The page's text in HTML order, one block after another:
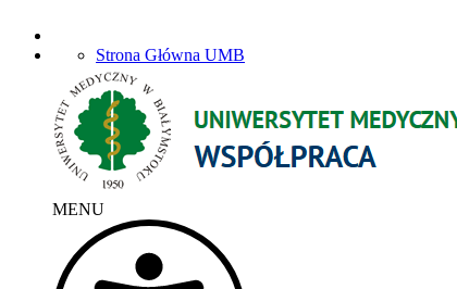
Strona Główna UMB
MENU